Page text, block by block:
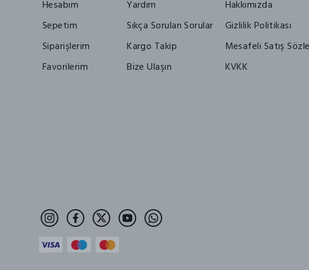
Hesabım
Sepetim
Siparişlerim
Favorilerim
Yardım
Sıkça Sorulan Sorular
Kargo Takip
Bize Ulaşın
Hakkımızda
Gizlilik Politikası
Mesafeli Satış
KVKK